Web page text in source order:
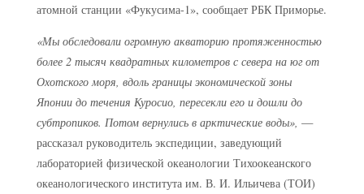
атомной станции «Фукусима-1», сообщает РБК Приморье.
«Мы обследовали огромную акваторию протяженностью
более 2 тысяч квадратных километров с севера на юг от
Охотского моря, вдоль границы экономической зоны
Японии до течения Куросио, пересекли его и дошли до
субтропиков. Потом вернулись в арктические воды», —
рассказал руководитель экспедиции, заведующий
лабораторией физической океанологии Тихоокеанского
океанологического института им. В. И. Ильичева (ТОИ)